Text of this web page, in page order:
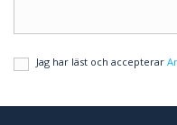
Jag har läst och accepterar